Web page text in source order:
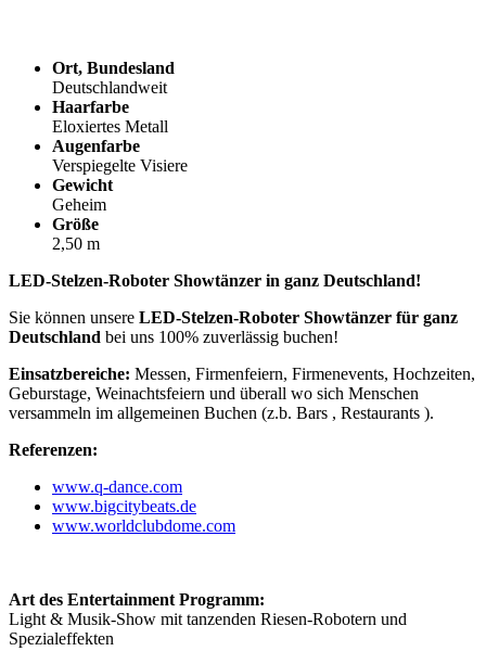
Ort, Bundesland
Deutschlandweit
Haarfarbe
Eloxiertes Metall
Augenfarbe
Verspiegelte Visiere
Gewicht
Geheim
Größe
2,50 m
LED-Stelzen-Roboter Showtänzer in ganz Deutschland!
Sie können unsere LED-Stelzen-Roboter Showtänzer für ganz
Deutschland bei uns 100% zuverlässig buchen!
Einsatzbereiche: Messen, Firmenfeiern, Firmenevents, Hochzeiten,
Geburstage, Weinachtsfeiern und überall wo sich Menschen
versammeln im allgemeinen Buchen (z.b. Bars , Restaurants ).
Referenzen:
www.q-dance.com
www.bigcitybeats.de
www.worldclubdome.com
Art des Entertainment Programm:
Light & Musik-Show mit tanzenden Riesen-Robotern und
Spezialeffekten